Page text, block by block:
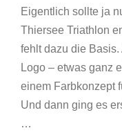
Eigentlich sollte ja
Thiersee Triathlon
fehlt dazu die
Logo – etwas ganz
einem Farbkonzept
Und dann ging es
…